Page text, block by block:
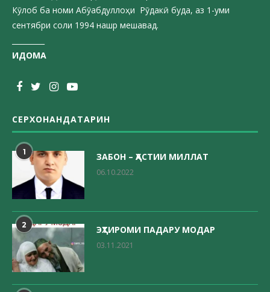
Кӯлоб ба номи Абӯабдуллоҳи Рӯдакӣ буда, аз 1-уми
сентябри соли 1994 нашр мешавад.
ИДОМА
СЕРХОНАНДАТАРИН
1 ЗАБОН – ҲАСТИИ МИЛЛАТ
06.10.2022
2 ЭҲТИРОМИ ПАДАРУ МОДАР
03.11.2021